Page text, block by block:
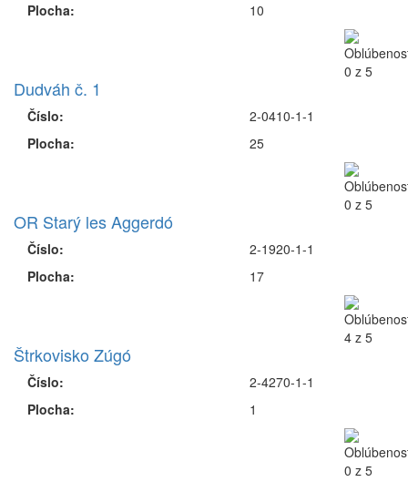
Plocha:
10
Dudváh č. 1
Číslo:
Plocha:
2-0410-1-1
25
OR Starý les Aggerdó
Číslo:
Plocha:
2-1920-1-1
17
Štrkovisko Zúgó
Číslo:
Plocha:
2-4270-1-1
1